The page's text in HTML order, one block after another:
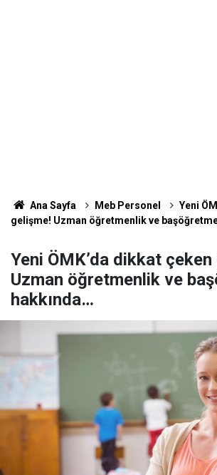
Ana Sayfa Meb Personel
Yeni
gelişme! Uzman öğretmenlik ve
Yeni ÖMK’da dikkat
Uzman öğretmenlik ve
hakkında…